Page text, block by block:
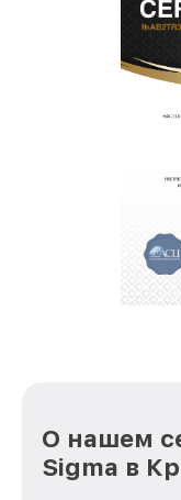
О нашем
Sigma в